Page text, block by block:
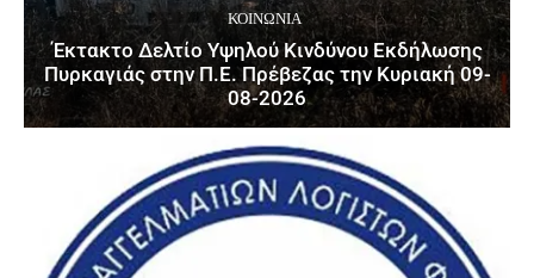
ΚΟΙΝΩΝΙΑ
Έκτακτο Δελτίο Υψηλού Κινδύνου Εκδήλωσης
Πυρκαγιάς στην Π.Ε. Πρέβεζας την Κυριακή 09-
08-2026